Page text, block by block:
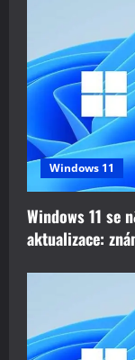
Windows 11
Windows 11 se
aktualizace: